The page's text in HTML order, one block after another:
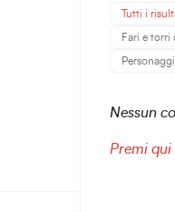
Tutti i
Fari e torri
Personaggi
Nessun
Premi qui